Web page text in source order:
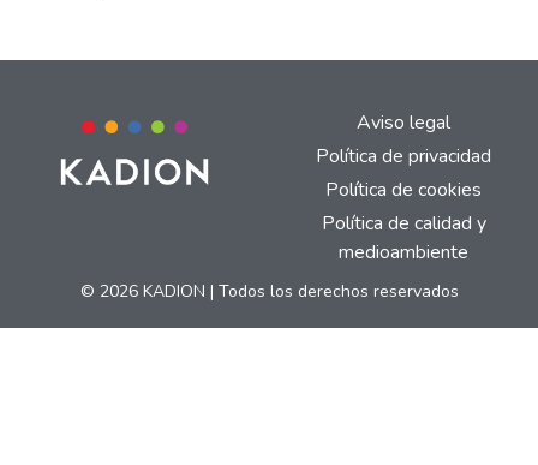
Aviso legal
Política de privacidad
Política de cookies
Política de calidad y
medioambiente
© 2026 KADION | Todos los derechos reservados